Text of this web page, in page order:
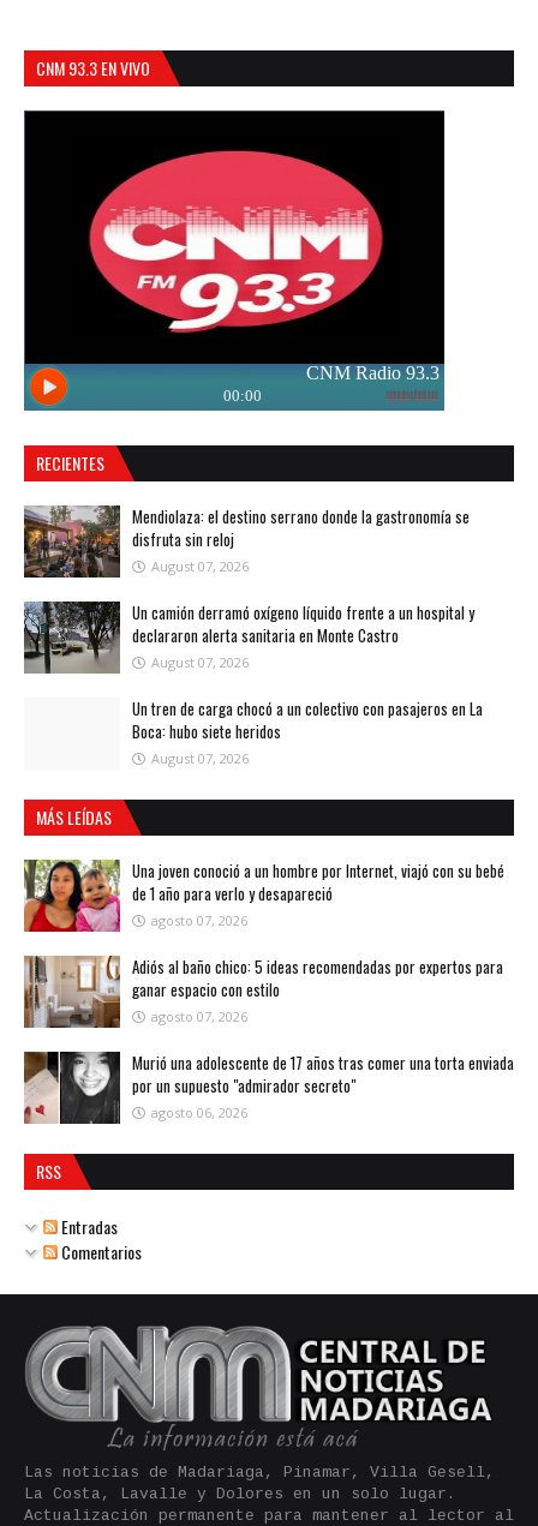
CNM 93.3 EN VIVO
RECIENTES
Mendiolaza: el destino serrano donde la gastronomía se
disfruta sin reloj
August 07, 2026
Un camión derramó oxígeno líquido frente a un hospital y
declararon alerta sanitaria en Monte Castro
August 07, 2026
Un tren de carga chocó a un colectivo con pasajeros en La
Boca: hubo siete heridos
August 07, 2026
MÁS LEÍDAS
Una joven conoció a un hombre por Internet, viajó con su bebé
de 1 año para verlo y desapareció
agosto 07, 2026
Adiós al baño chico: 5 ideas recomendadas por expertos para
ganar espacio con estilo
agosto 07, 2026
Murió una adolescente de 17 años tras comer una torta enviada
por un supuesto "admirador secreto"
agosto 06, 2026
RSS
Entradas
Comentarios
Las noticias de Madariaga, Pinamar, Villa Gesell,
La Costa, Lavalle y Dolores en un solo lugar.
Actualización permanente para mantener al lector al